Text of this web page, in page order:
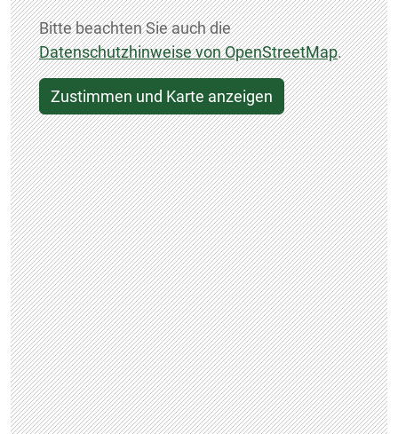
Bitte beachten Sie auch die
Datenschutzhinweise von OpenStreetMap.
Zustimmen und Karte anzeigen